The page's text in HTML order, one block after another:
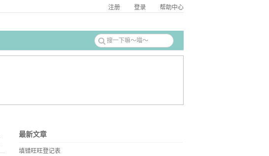
注册 登录 帮助中心
最新文章
填错旺旺登记表